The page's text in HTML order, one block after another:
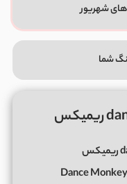
شهریور
شما